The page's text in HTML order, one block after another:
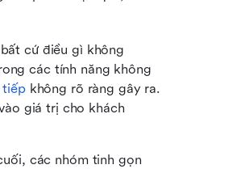
cứ điều gì không
các tính năng không
không rõ ràng gây ra.
giá trị cho khách
các nhóm tinh gọn